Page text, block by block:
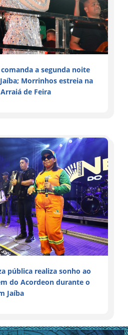
a segunda noite
Morrinhos estreia na
de Feira
pública realiza sonho ao
do Acordeon durante o
Jaíba